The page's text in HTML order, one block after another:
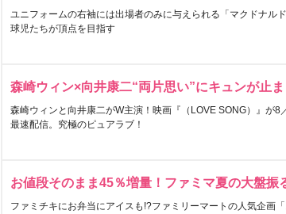
ユニフォームの右袖には出場者のみに与えられる「マクドナル
球児たちが頂点を目指す
森崎ウィン×向井康二“両片思い”にキュンが止ま
森崎ウィンと向井康二がW主演！映画『（LOVE SONG）』が8
最速配信。究極のピュアラブ！
お値段そのまま45％増量！ファミマ夏の大盤振
ファミチキにお弁当にアイスも!?ファミリーマートの人気企画